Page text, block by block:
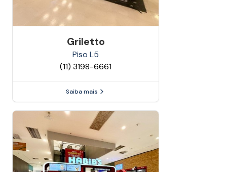
Griletto
Piso L5
(11) 3198-6661
Saiba mais